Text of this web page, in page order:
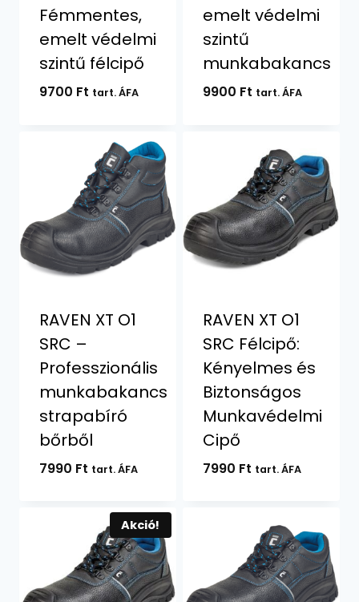
Fémmentes,
emelt védelmi
szintű félcipő
9700 Ft tart. ÁFA
emelt védelmi
szintű
munkabakancs
9900 Ft tart. ÁFA
RAVEN XT O1
SRC –
Professzionális
munkabakancs
strapabíró
bőrből
7990 Ft tart. ÁFA
RAVEN XT O1
SRC Félcipő:
Kényelmes és
Biztonságos
Munkavédelmi
Cipő
7990 Ft tart. ÁFA
Akció!